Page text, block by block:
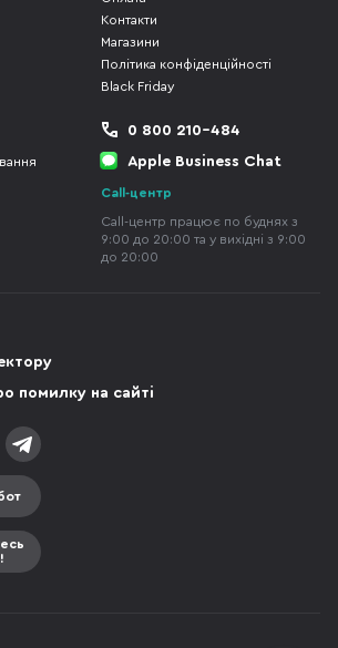
Контакти
Магазини
Політика конфіденційності
Black Friday
0 800 210-484
Apple Business Chat
Call-центр
Call-центр працює по буднях з
9:00 до 20:00 та у вихідні з 9:00
до 20:00
помилку на сайті